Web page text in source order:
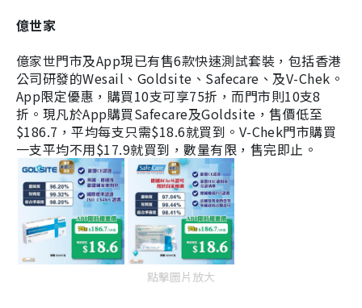
億世家
億家世門市及App現已有售6款快速測試套裝，包括香港
公司研發的Wesail、Goldsite、Safecare、及V-Chek。
App限定優惠，購買10支可享75折，而門市則10支8
折。現凡於App購買Safecare及Goldsite，售價低至
$186.7，平均每支只需$18.6就買到。V-Chek門市購買
一支平均不用$17.9就買到，數量有限，售完即止。
點擊圖片放大